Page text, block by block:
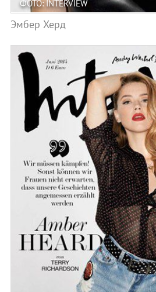
ФОТО: INTERVIEW
Эмбер Херд